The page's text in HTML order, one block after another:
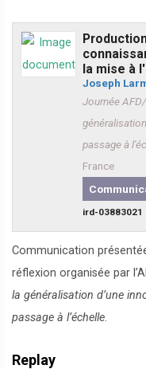
la mise à
Joseph
Journée
passage à
France
ird-03883021
Communication
réflexion organisée par
la généralisation d’une
passage à l’échelle.
Replay